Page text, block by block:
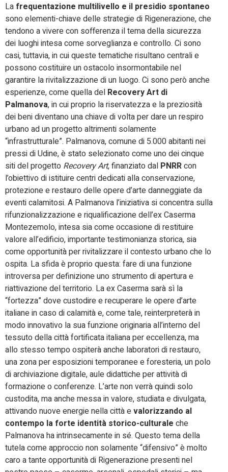
La frequentazione multilivello e il presidio spontaneo
sono elementi-chiave delle strategie di Rigenerazione, che
tendono a vivere con sofferenza il tema della sicurezza
dei luoghi intesa come sorveglianza e controllo. Ci sono
casi, tuttavia, in cui queste tematiche risultano centrali e
possono costituire un ostacolo insormontabile nel
garantire la rivitalizzazione di un luogo. Ci sono però anche
esperienze, come quella del Recovery Art di
Palmanova, in cui proprio la riservatezza e la preziosità
dei beni diventano una chiave di volta per dare un respiro
urbano ad un progetto altrimenti solamente
“infrastrutturale”. Palmanova, comune di 5.000 abitanti nei
pressi di Udine, è stato selezionato come uno dei cinque
siti del progetto Recovery Art, finanziato dal PNRRcon
l’obiettivo di istituire centri dedicati alla conservazione,
protezione e restauro delle opere d’arte danneggiate da
eventi calamitosi. A Palmanova l’iniziativa si concentra sulla
rifunzionalizzazione e riqualificazione dell’ex Caserma
Montezemolo, intesa sia come occasione di restituire
valore all’edificio, importante testimonianza storica, sia
come opportunità per rivitalizzare il contesto urbano che lo
ospita. La sfida è proprio questa: fare di una funzione
introversa per definizione uno strumento di apertura e
riattivazione del territorio. La ex Caserma sarà sì la
“fortezza” dove custodire e recuperare le opere d’arte
italiane in caso di calamità e, come tale, reinterpreterà in
modo innovativo la sua funzione originaria all’interno del
tessuto della città fortificata italiana per eccellenza, ma
allo stesso tempo ospiterà anche laboratori di restauro,
una zona per esposizioni temporanee e foresteria, un polo
di archiviazione digitale, aule didattiche per attività di
formazione o conferenze. L’arte non verrà quindi solo
custodita, ma anche messa in valore, studiata e divulgata,
attivando nuove energie nella città evalorizzando al
contempo la forte identità storico-culturale che
Palmanova ha intrinsecamente in sé. Questo tema della
tutela come approccio non solamente “difensivo” è molto
caro a tante opportunità di Rigenerazione presenti nel